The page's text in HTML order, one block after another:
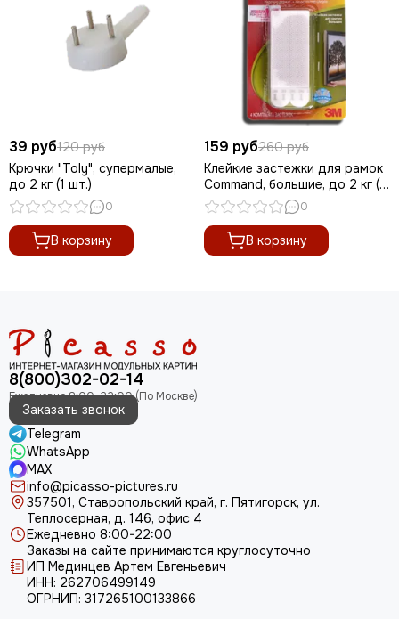
39 руб120 руб
Крючки "Toly", супермалые,
до 2 кг (1 шт.)
0
В корзину
159 руб260 руб
Клейкие застежки для рамок
Command, большие, до 2 кг (1
шт.)
0
В корзину
8(800)302-02-14
Заказать звонок
Telegram
WhatsApp
MAX
info@picasso-pictures.ru
357501, Ставропольский край, г. Пятигорск, ул.
Теплосерная, д. 146, офис 4
Ежедневно 8:00-22:00
Заказы на сайте принимаются круглосуточно
ИП Мединцев Артем Евгеньевич
ИНН: 262706499149
ОГРНИП: 317265100133866